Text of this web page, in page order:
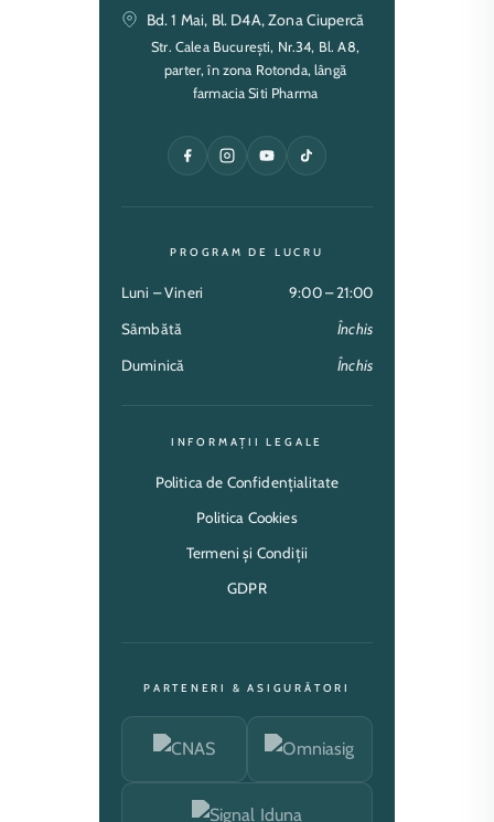
Bd. 1 Mai, Bl. D4A, Zona Ciupercă
Str. Calea București, Nr.34, Bl. A8,
parter, în zona Rotonda, lângă
farmacia Siti Pharma
PROGRAM DE LUCRU
Luni – Vineri 9:00 – 21:00
Sâmbătă Închis
Duminică Închis
INFORMAȚII LEGALE
Politica de Confidențialitate
Politica Cookies
Termeni și Condiții
GDPR
PARTENERI & ASIGURĂTORI